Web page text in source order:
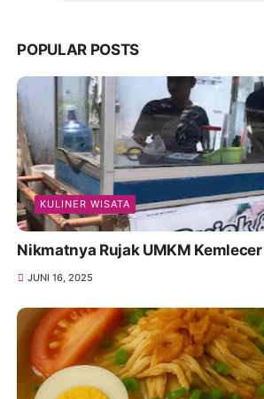
POPULAR POSTS
KULINER WISATA
Nikmatnya Rujak UMKM
JUNI 16, 2025